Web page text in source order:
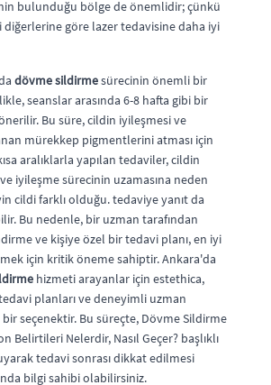
bulunduğu bölge de önemlidir; çünkü
diğerlerine göre lazer tedavisine daha iyi
dövme sildirmesürecinin önemli bir
seanslar arasında 6-8 hafta gibi bir
önerilir. Bu süre, cildin iyileşmesi ve
mürekkep pigmentlerini atması için
aralıklarla yapılan tedaviler, cildin
iyileşme sürecinin uzamasına neden
cildi farklı olduğu. tedaviye yanıt da
Bu nedenle, bir uzman tarafından
ve kişiye özel bir tedavi planı, en iyi
için kritik öneme sahiptir. Ankara'da
hizmeti arayanlar için estethica,
planları ve deneyimli uzman
seçenektir. Bu süreçte, Dövme Sildirme
Belirtileri Nelerdir, Nasıl Geçer? başlıklı
tedavi sonrası dikkat edilmesi
bilgi sahibi olabilirsiniz.